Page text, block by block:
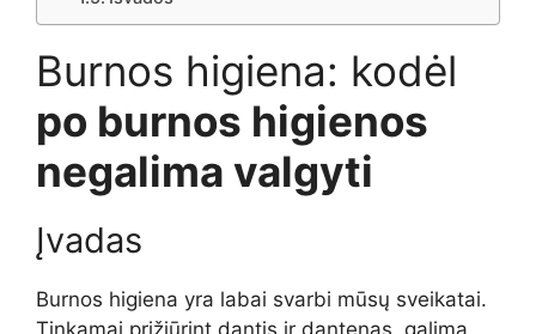
Burnos higiena: kodėl
po burnos higienos
negalima valgyti
Įvadas
Burnos higiena yra labai svarbi mūsų sveikatai.
Tinkamai prižiūrint dantis ir dantenas, galima